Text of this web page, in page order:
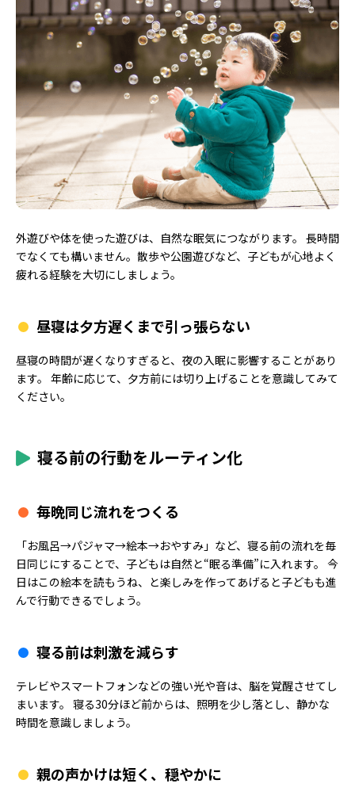
外遊びや体を使った遊びは、自然な眠気につながります。 長時間
でなくても構いません。散歩や公園遊びなど、子どもが心地よく
疲れる経験を大切にしましょう。
昼寝は夕方遅くまで引っ張らない
昼寝の時間が遅くなりすぎると、夜の入眠に影響することがあり
ます。 年齢に応じて、夕方前には切り上げることを意識してみて
ください。
寝る前の行動をルーティン化
毎晩同じ流れをつくる
「お風呂→パジャマ→絵本→おやすみ」など、寝る前の流れを毎
日同じにすることで、子どもは自然と“眠る準備”に入れます。 今
日はこの絵本を読もうね、と楽しみを作ってあげると子どもも進
んで行動できるでしょう。
寝る前は刺激を減らす
テレビやスマートフォンなどの強い光や音は、脳を覚醒させてし
まいます。 寝る30分ほど前からは、照明を少し落とし、静かな
時間を意識しましょう。
親の声かけは短く、穏やかに